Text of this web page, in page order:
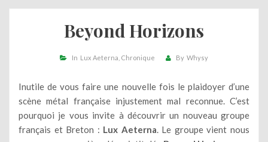
Beyond Horizons
In Lux Aeterna Chronique By Whysy
Inutile de vous faire une nouvelle fois le plaidoyer d’une
scène métal française injustement mal reconnue. C’est
pourquoi je vous invite à découvrir un nouveau groupe
français et Breton : Lux Aeterna. Le groupe vient nous